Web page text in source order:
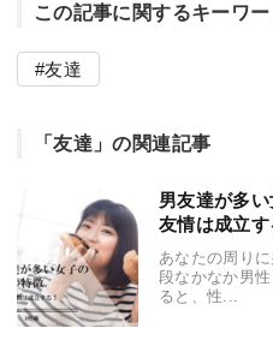
この記事に関するキーワー
友達
「友達」の関連記事
男友達が多
友情は成立す
あなたの周り
段なかなか男
ると、性...